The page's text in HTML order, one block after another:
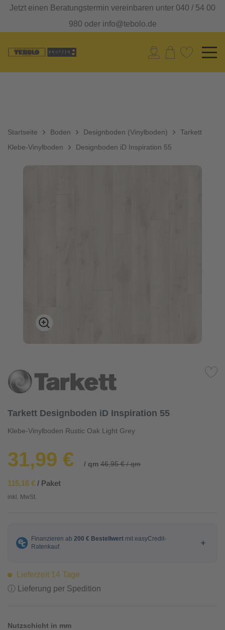
Jetzt einen Beratungstermin vereinbaren unter 040 / 54 00
980 oder info@tebolo.de
Startseite Boden
Designboden (Vinylboden)
Klebe-Vinylboden
Tarkett
Designboden iD Inspiration 55
Tarkett Designboden iD Inspiration 55
Klebe-Vinylboden Rustic Oak Light Grey
31,99 € / qm 46,95 € / qm
115,16 € / Paket
inkl. MwSt.
Lieferzeit 14 Tage
ⓘ Lieferung per Spedition
Nutzschicht in mm